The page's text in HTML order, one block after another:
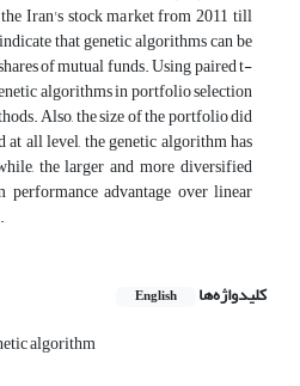
Iran's stock market from 2011 till
that genetic algorithms can be
of mutual funds. Using paired t-
algorithms in portfolio selection
Also, the size of the portfolio did
all level, the genetic algorithm has
the larger and more diversified
advantage over linear
کلیدواژه‌ها English
algorithm